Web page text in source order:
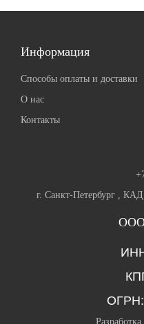
Информация
Способы оплаты и доставки
О нас
Контакты
г. Санкт-Петербург ,
ООО
ОГРН: